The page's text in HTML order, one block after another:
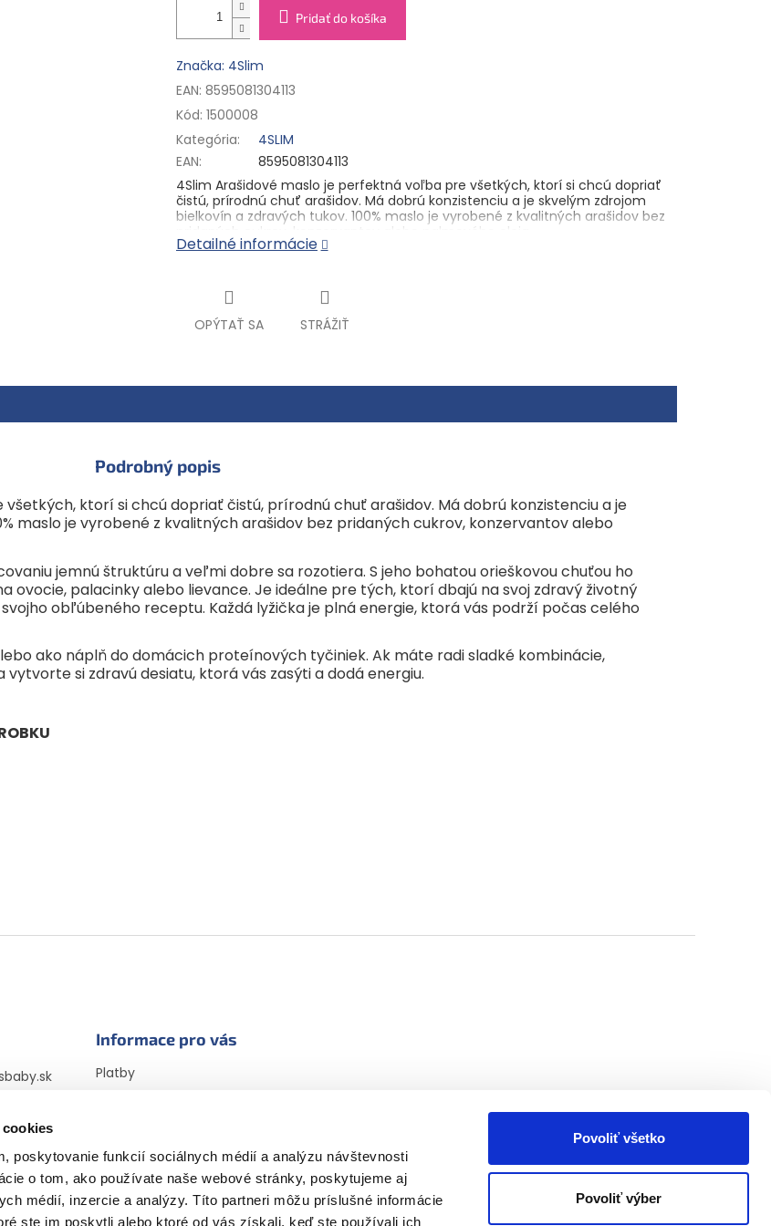
poskytovanie funkcií sociálnych médií a analýzu návštevnosti
o tom, ako používate naše webové stránky, poskytujeme aj
médií, inzercie a analýzy. Títo partneri môžu príslušné informácie
ste im poskytli alebo ktoré od vás získali, keď ste používali ich
Povoliť všetko
Povoliť výber
Pridať do košíka
Značka: 4Slim
EAN: 8595081304113
Kód: 1500008
Kategória:
4SLIM
EAN:
8595081304113
4Slim Arašidové maslo je perfektná voľba pre všetkých, ktorí si chcú dopriať
čistú, prírodnú chuť arašidov. Má dobrú konzistenciu a je skvelým zdrojom
bielkovín a zdravých tukov. 100% maslo je vyrobené z kvalitných arašidov bez
pridaných cukrov, konzervantov alebo palmového oleja.
vyskúšať do smoothies, ovsených kaší, na ovocie, palacinky alebo lievance. Je
ideálne pre tých, ktorí dbajú na svoj zdravý životný štýl, či už hľadajú rýchlu
desiatu, alebo zložku do svojho obľúbeného receptu. Každá lyžička je plná
VÝŽIVOVÁ HODNOTA NA 100 G HOTOVÉHO VÝROBKU
Energetická hodnota: 2622 kJ / 632 kcal
Tuky: 49 g
z toho nasýtené mastné kyseliny: 6,5 g
Sacharidy: 19 g
Bielkoviny: 29 g
Soľ: <0,01 g
Detailné informácie
OPÝTAŤ SA STRÁŽIŤ
Podrobný popis
ktorí si chcú dopriať čistú, prírodnú chuť arašidov. Má dobrú konzistenciu a je
maslo je vyrobené z kvalitných arašidov bez pridaných cukrov, konzervantov alebo
jemnú štruktúru a veľmi dobre sa rozotiera. S jeho bohatou orieškovou chuťou ho
ovocie, palacinky alebo lievance. Je ideálne pre tých, ktorí dbajú na svoj zdravý životný
obľúbeného receptu. Každá lyžička je plná energie, ktorá vás podrží počas celého
ako náplň do domácich proteínových tyčiniek. Ak máte radi sladké kombinácie,
si zdravú desiatu, ktorá vás zasýti a dodá energiu.
Informace pro vás
Platby
Obchodné podmienky
Podmienky ochrany
osobných údajov
Vyhlásenie cookies